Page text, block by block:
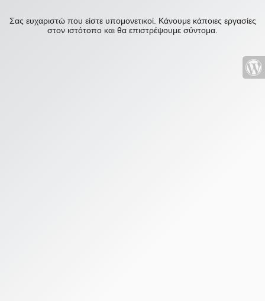
Σας ευχαριστώ που είστε υπομονετικοί. Κάνουμε κάποιες εργασίες
στον ιστότοπο και θα επιστρέψουμε σύντομα.